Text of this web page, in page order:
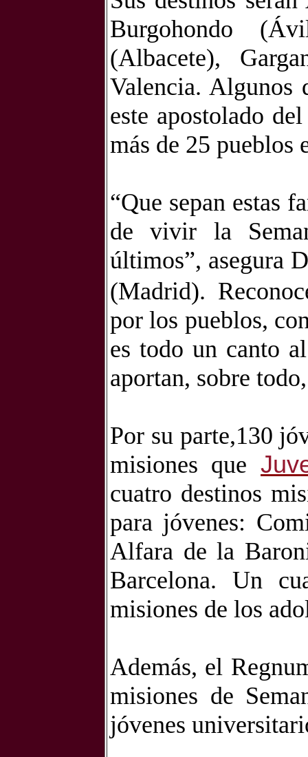
Burgohondo
(Albacete),
Valencia. Algunos
este apostolado
más de 25 pueblos
“Que sepan estas
de vivir la
últimos”, asegura
(Madrid).
por los pueblos,
es todo un canto
aportan, sobre
Por su parte,130
misiones que
cuatro destinos
para jóvenes:
Alfara de la
Barcelona. Un
misiones de los
Además, el
misiones de
jóvenes